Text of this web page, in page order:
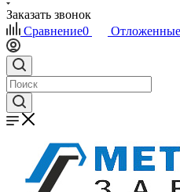
Заказать звонок
Сравнение0 Отложенные